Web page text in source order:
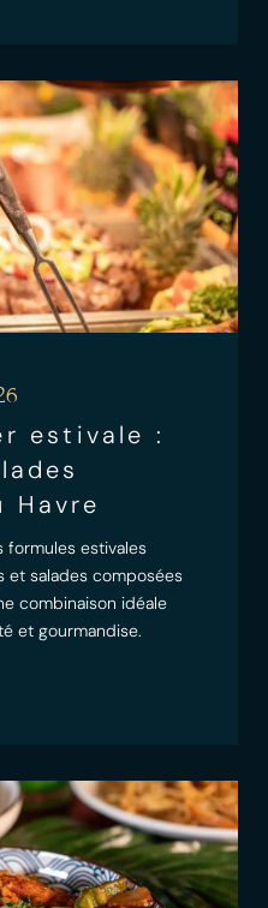
estivale :
Havre
formules estivales
et salades composées
combinaison idéale
et gourmandise.